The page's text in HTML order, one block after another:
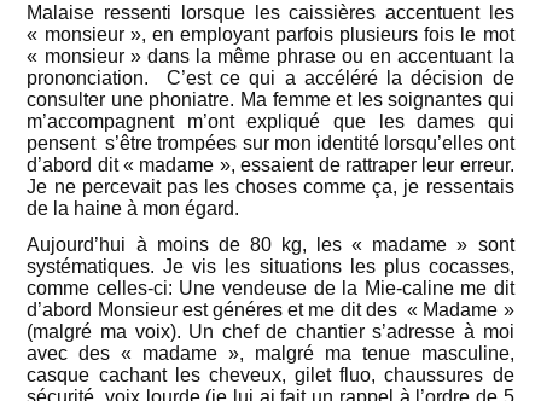
Malaise ressenti lorsque les caissières accentuent les
« monsieur », en employant parfois plusieurs fois le mot
« monsieur » dans la même phrase ou en accentuant la
prononciation. C’est ce qui a accéléré la décision de
consulter une phoniatre. Ma femme et les soignantes qui
m’accompagnent m’ont expliqué que les dames qui
pensent s’être trompées sur mon identité lorsqu’elles ont
d’abord dit « madame », essaient de rattraper leur erreur.
Je ne percevait pas les choses comme ça, je ressentais
de la haine à mon égard.
Aujourd’hui à moins de 80 kg, les « madame » sont
systématiques. Je vis les situations les plus cocasses,
comme celles-ci: Une vendeuse de la Mie-caline me dit
d’abord Monsieur est généres et me dit des « Madame »
(malgré ma voix). Un chef de chantier s’adresse à moi
avec des « madame », malgré ma tenue masculine,
casque cachant les cheveux, gilet fluo, chaussures de
sécurité, voix lourde (je lui ai fait un rappel à l’ordre de 5